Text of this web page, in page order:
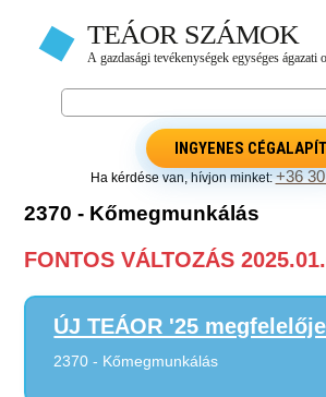
INGYENES
Ha kérdése van, hívjon minket:+36
2370 - Kőmegmunkálás
FONTOS VÁLTOZÁS
ÚJ TEÁOR '25
2370 - Kőmegmunkálás